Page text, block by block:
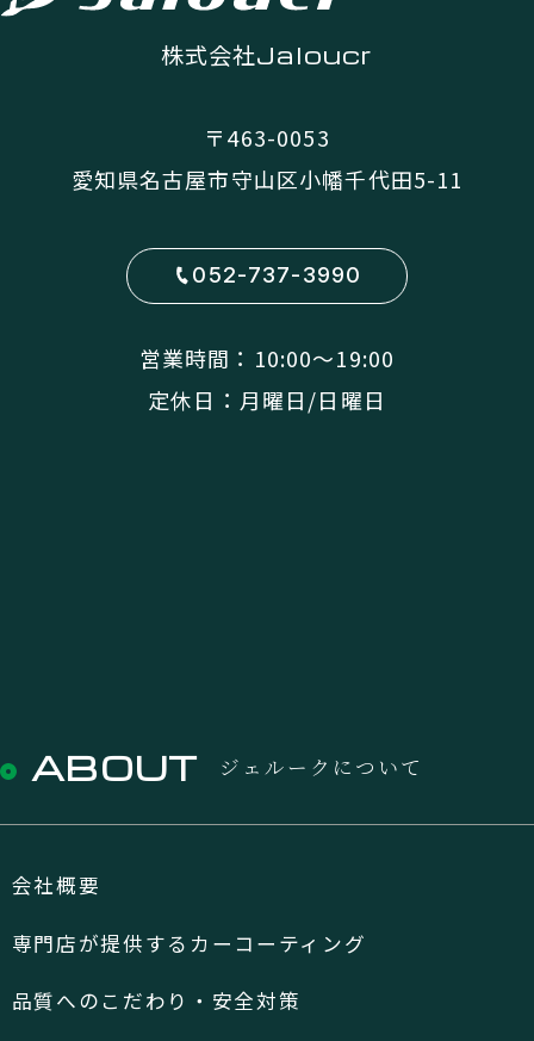
株式会社Jaloucr
〒463-0053
愛知県名古屋市守山区小幡千代田5-11
052-737-3990
営業時間：10:00〜19:00
定休日：月曜日/日曜日
ABOUT ジェルークについて
会社概要
専門店が提供するカーコーティング
品質へのこだわり・安全対策